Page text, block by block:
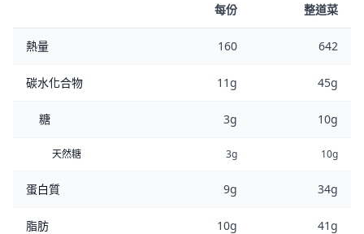
每份 整道菜
熱量 160 642
碳水化合物 11g 45g
糖 3g 10g
天然糖 3g 10g
蛋白質 9g 34g
脂肪 10g 41g